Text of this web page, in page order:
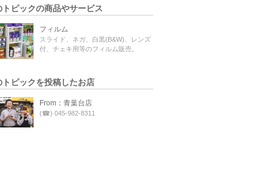
トピックの商品やサービス
フィルム
スライド、ネガ、白黒(B&W)、レンズ
付、チェキ用等のフィルム販売。
トピックを投稿したお店
From：青葉台店
(☎) 045-982-8311